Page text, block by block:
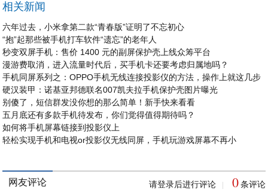
相关新闻
六年过去，小米拿第二款“青春版”证明了不忘初心
“抱”起那些被手机打车软件“遗忘”的老年人
秒变双屏手机：售价 1400 元的副屏保护壳上线众筹平台
漫游费取消，进入流量时代后，买手机卡还要考虑归属地吗？
手机同屏系列之：OPPO手机无线连接投影仪的方法，操作上就这几步
硬汉装甲：诺基亚邦德联名007凯夫拉手机保护壳图片曝光
别傻了，短信群发没你想的那么简单！新手快来看看
五月底还有多款手机待发布，你们觉得值得期待吗？
如何将手机屏幕链接到投影仪上
轻松实现手机和电视or投影仪无线同屏，手机玩游戏屏幕不再小
网友评论 请登录后进行评论 0 条评论